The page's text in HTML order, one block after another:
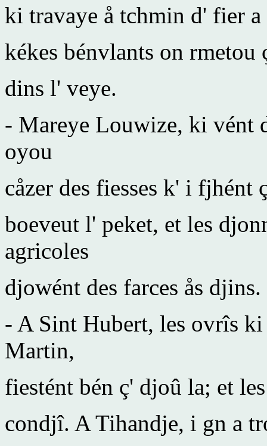
ki travaye å tchmin d' fier a
kékes bénvlants on rmetou
dins l' veye.
- Mareye Louwize, ki vént
oyou
cåzer des fiesses k' i
boeveut l' peket, et les
agricoles
djowént des farces ås djins.
- A Sint Hubert, les ovrîs
Martin,
fiestént bén ç' djoû la; et
condjî. A Tihandje, i gn a